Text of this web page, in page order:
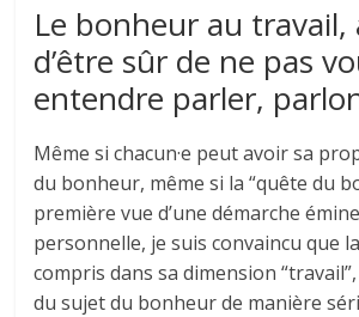
Le bonheur au travail,
d’être sûr de ne pas
entendre parler,
Même si chacun·e peut avoir sa
du bonheur, même si la “quête du
première vue d’une démarche
personnelle, je suis convaincu que
compris dans sa dimension
du sujet du bonheur de manière